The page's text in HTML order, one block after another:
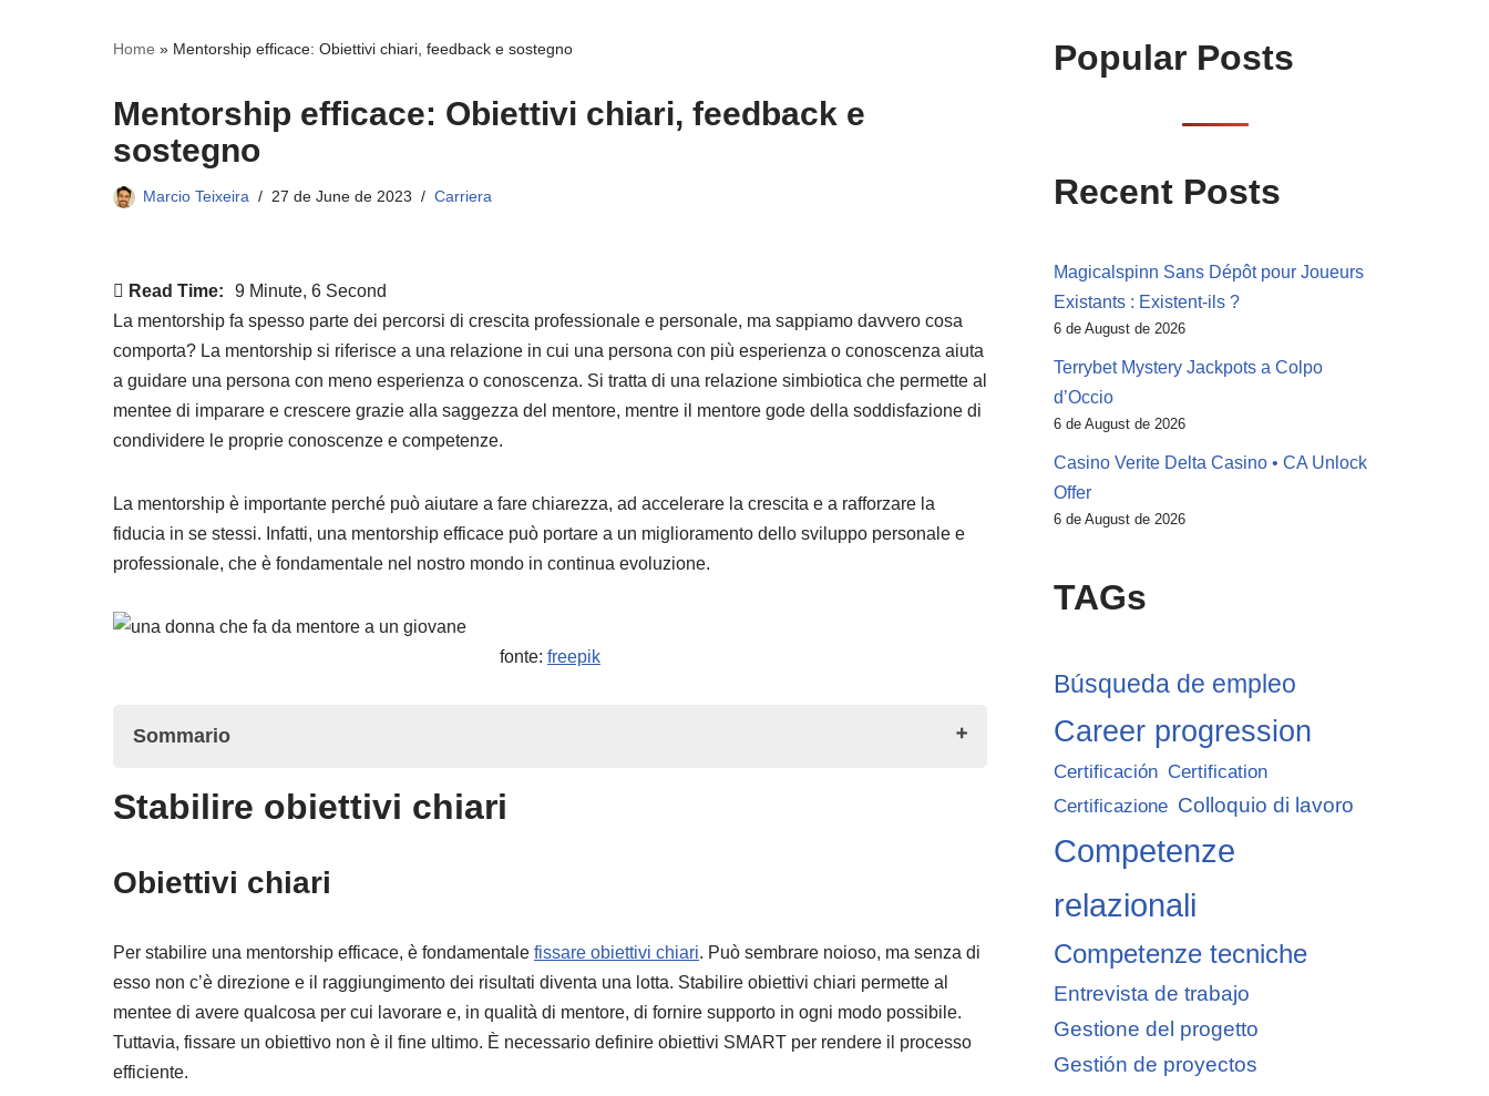
Home » Mentorship efficace: Obiettivi chiari, feedback e sostegno
Mentorship efficace: Obiettivi chiari, feedback e
sostegno
Marcio Teixeira 27 de June de 2023 Carriera
Read Time:
9 Minute, 6 Second
La mentorship fa spesso parte dei percorsi di crescita professionale e personale, ma sappiamo davvero cosa
comporta? La mentorship si riferisce a una relazione in cui una persona con più esperienza o conoscenza aiuta
a guidare una persona con meno esperienza o conoscenza. Si tratta di una relazione simbiotica che permette al
mentee di imparare e crescere grazie alla saggezza del mentore, mentre il mentore gode della soddisfazione di
condividere le proprie conoscenze e competenze.
La mentorship è importante perché può aiutare a fare chiarezza, ad accelerare la crescita e a rafforzare la
fiducia in se stessi. Infatti, una mentorship efficace può portare a un miglioramento dello sviluppo personale e
professionale, che è fondamentale nel nostro mondo in continua evoluzione.
fonte: freepik
Sommario
Stabilire obiettivi chiari
Obiettivi chiari
Obiettivi misurabili
Obiettivi realistici
Obiettivi perseguibili
Stabilire obiettivi chiari
Obiettivi chiari
Per stabilire una mentorship efficace, è fondamentale fissare obiettivi chiari. Può sembrare noioso, ma senza di
esso non c’è direzione e il raggiungimento dei risultati diventa una lotta. Stabilire obiettivi chiari permette al
mentee di avere qualcosa per cui lavorare e, in qualità di mentore, di fornire supporto in ogni modo possibile.
Tuttavia, fissare un obiettivo non è il fine ultimo. È necessario definire obiettivi SMART per rendere il processo
efficiente.
Popular Posts
Recent Posts
Magicalspinn Sans Dépôt pour Joueurs
Existants : Existent-ils ?
6 de August de 2026
Terrybet Mystery Jackpots a Colpo
d’Occio
6 de August de 2026
Casino Verite Delta Casino • CA Unlock
Offer
6 de August de 2026
TAGs
Búsqueda de empleo
Career progression
Certificación Certification
Certificazione Colloquio di lavoro
Competenze
relazionali
Competenze tecniche
Entrevista de trabajo
Gestione del progetto
Gestión de proyectos